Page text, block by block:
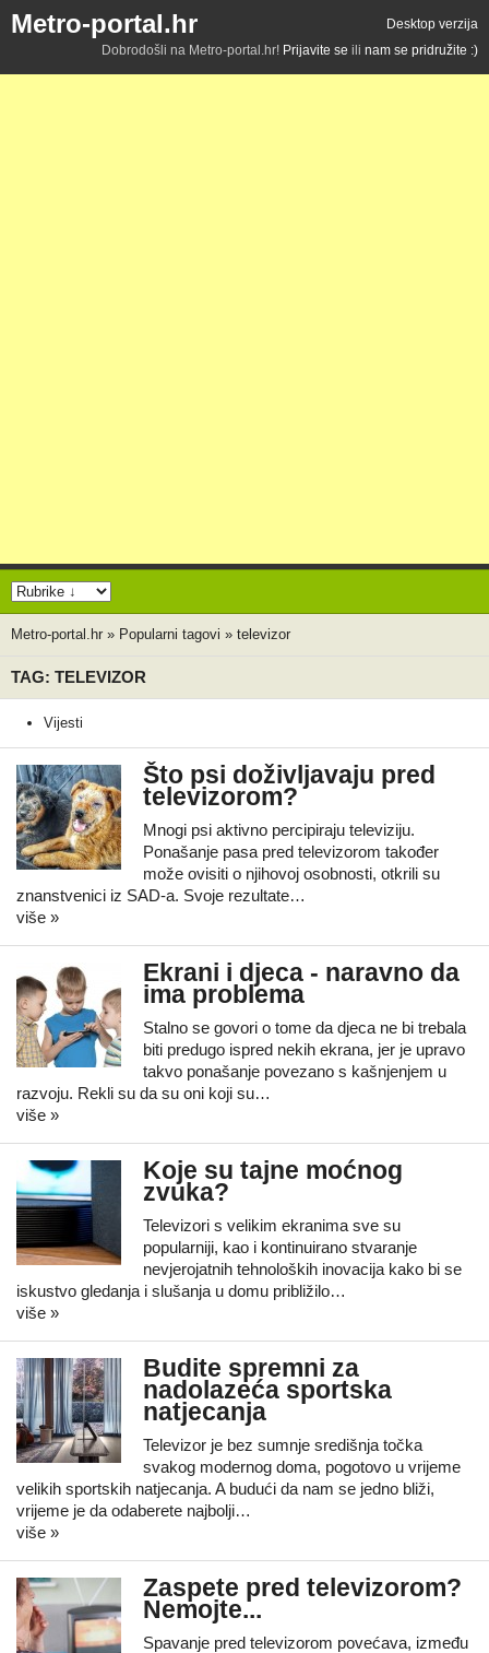
Metro-portal.hr
Desktop verzija
Dobrodošli na Metro-portal.hr! Prijavite se ili nam se pridružite :)
Metro-portal.hr » Popularni tagovi » televizor
TAG: TELEVIZOR
Vijesti
Što psi doživljavaju pred
televizorom?
Mnogi psi aktivno percipiraju televiziju.
Ponašanje pasa pred televizorom također
može ovisiti o njihovoj osobnosti, otkrili su
znanstvenici iz SAD-a. Svoje rezultate…
više »
Ekrani i djeca - naravno da
ima problema
Stalno se govori o tome da djeca ne bi trebala
biti predugo ispred nekih ekrana, jer je upravo
takvo ponašanje povezano s kašnjenjem u
razvoju. Rekli su da su oni koji su…
više »
Koje su tajne moćnog
zvuka?
Televizori s velikim ekranima sve su
popularniji, kao i kontinuirano stvaranje
nevjerojatnih tehnoloških inovacija kako bi se
iskustvo gledanja i slušanja u domu približilo…
više »
Budite spremni za
nadolazeća sportska
natjecanja
Televizor je bez sumnje središnja točka
svakog modernog doma, pogotovo u vrijeme
velikih sportskih natjecanja. A budući da nam se jedno bliži,
vrijeme je da odaberete najbolji…
više »
Zaspete pred televizorom?
Nemojte...
Spavanje pred televizorom povećava, između